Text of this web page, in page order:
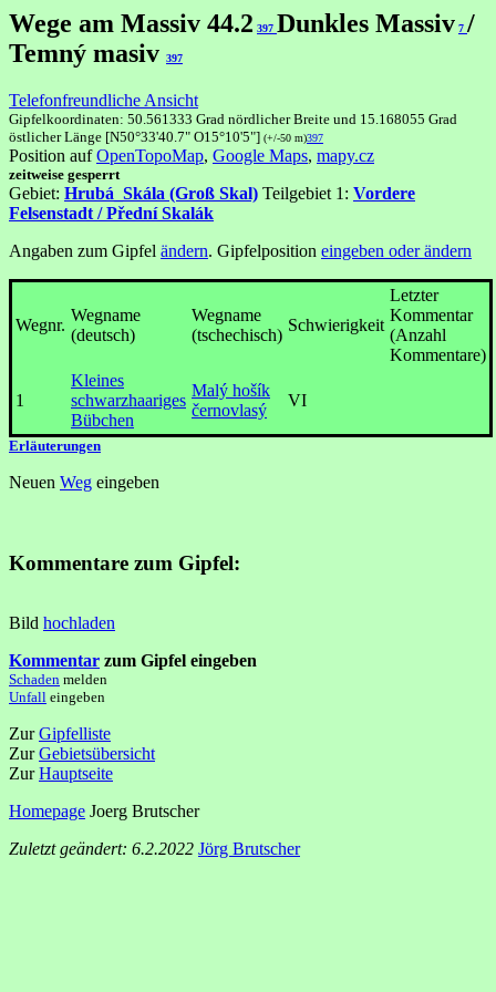
Wege am Massiv 44.2 397 Dunkles Massiv 7 /
Temný masiv 397
Telefonfreundliche Ansicht
Gipfelkoordinaten: 50.561333 Grad nördlicher Breite und 15.168055 Grad
östlicher Länge [N50°33'40.7" O15°10'5"] (+/-50 m)397
Position aufOpenTopoMap, Google Maps, mapy.cz
zeitweise gesperrt
Gebiet: Hrubá_Skála (Groß Skal) Teilgebiet 1: Vordere
Felsenstadt / Přední Skalák
Angaben zum Gipfel ändern. Gipfelposition eingeben oder ändern
Wegnr.
Wegname
(deutsch)
Wegname
(tschechisch)
Schwierigkeit
Letzter
Kommentar
(Anzahl
Kommentare)
1
Kleines
schwarzhaariges
Bübchen
Malý hošík
černovlasý
VI
Erläuterungen
Neuen Weg eingeben
Kommentare zum Gipfel:
Bild hochladen
Kommentar zum Gipfel eingeben
Schaden melden
Unfall eingeben
ZurGipfelliste
ZurGebietsübersicht
ZurHauptseite
Homepage Joerg Brutscher
Zuletzt geändert: 6.2.2022 Jörg Brutscher